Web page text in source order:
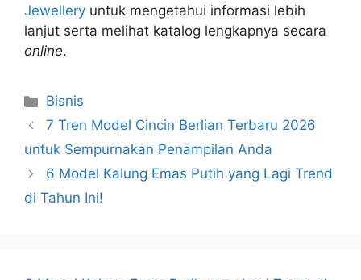
Jewellery untuk mengetahui informasi lebih
lanjut serta melihat katalog lengkapnya secara
online.
Kategori
Bisnis
7 Tren Model Cincin Berlian Terbaru 2026
untuk Sempurnakan Penampilan Anda
6 Model Kalung Emas Putih yang Lagi Trend
di Tahun Ini!